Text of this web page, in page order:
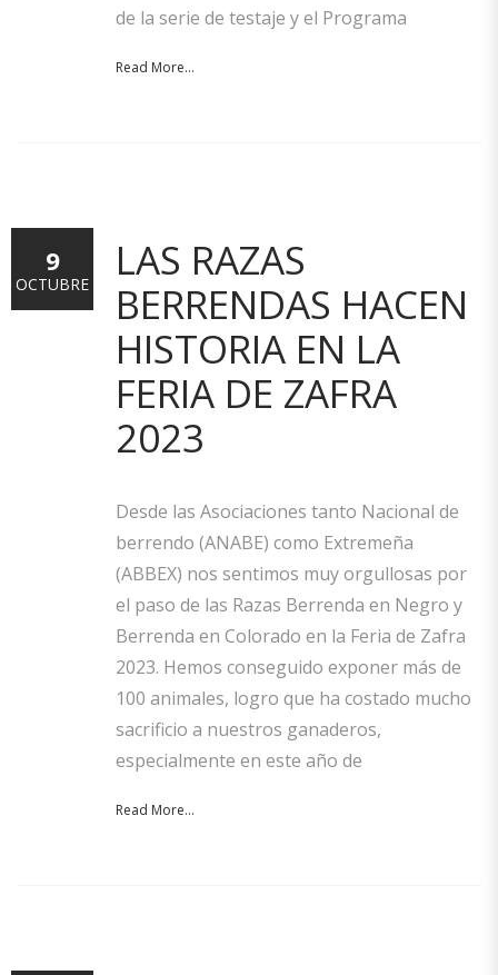
de la serie de testaje y el Programa
Read More...
LAS RAZAS
BERRENDAS HACEN
HISTORIA EN LA
FERIA DE ZAFRA
2023
Desde las Asociaciones tanto Nacional de
berrendo (ANABE) como Extremeña
(ABBEX) nos sentimos muy orgullosas por
el paso de las Razas Berrenda en Negro y
Berrenda en Colorado en la Feria de Zafra
2023. Hemos conseguido exponer más de
100 animales, logro que ha costado mucho
sacrificio a nuestros ganaderos,
especialmente en este año de
Read More...
9
OCTUBRE